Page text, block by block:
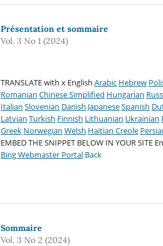
Présentation et sommaire
Vol. 3 No 1 (2024)
TRANSLATE with x EnglishArabic Hebrew
Romanian Chinese Simplified Hungarian
Italian Slovenian Danish JapaneseSpanish
Latvian Turkish Finnish Lithuanian Ukrainian
Greek Norwegian Welsh Haitian Creole
EMBED THE SNIPPET BELOW IN YOUR SITE
Bing Webmaster Portal Back
Sommaire
Vol. 3 No 2 (2024)